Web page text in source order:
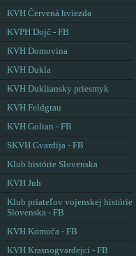
KVH Červená hviezda
KVPH Dojč - FB
KVH Domovina
KVH Dukla
KVH Dukliansky priesmyk
KVH Feldgrau
KVH Golian - FB
SKVH Gvardija - FB
Klub histórie Slovenska
KVH Juh
Klub priateľov vojenskej histórie
Slovenska - FB
KVH Komoča - FB
KVH Krasnogvardejci - FB